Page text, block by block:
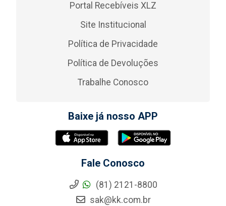
Portal Recebíveis XLZ
Site Institucional
Política de Privacidade
Política de Devoluções
Trabalhe Conosco
Baixe já nosso APP
Fale Conosco
(81) 2121-8800
sak@kk.com.br